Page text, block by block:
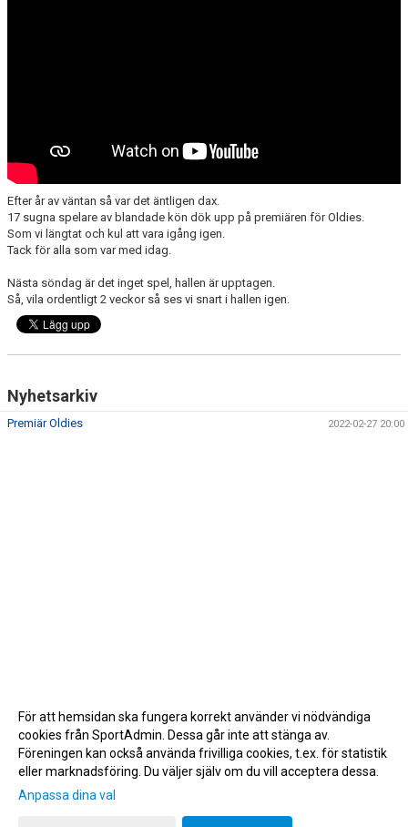
Efter år av väntan så var det äntligen dax.
17 sugna spelare av blandade kön dök upp på premiären för Oldies.
Som vi längtat och kul att vara igång igen.
Tack för alla som var med idag.
Nästa söndag är det inget spel, hallen är upptagen.
Så, vila ordentligt 2 veckor så ses vi snart i hallen igen.
Nyhetsarkiv
Premiär Oldies 2022-02-27 20:00
Gå till Webbversion
För att hemsidan ska fungera korrekt använder vi nödvändiga
cookies från SportAdmin. Dessa går inte att stänga av.
Föreningen kan också använda frivilliga cookies, t.ex. för statistik
eller marknadsföring. Du väljer själv om du vill acceptera dessa.
Anpassa dina val